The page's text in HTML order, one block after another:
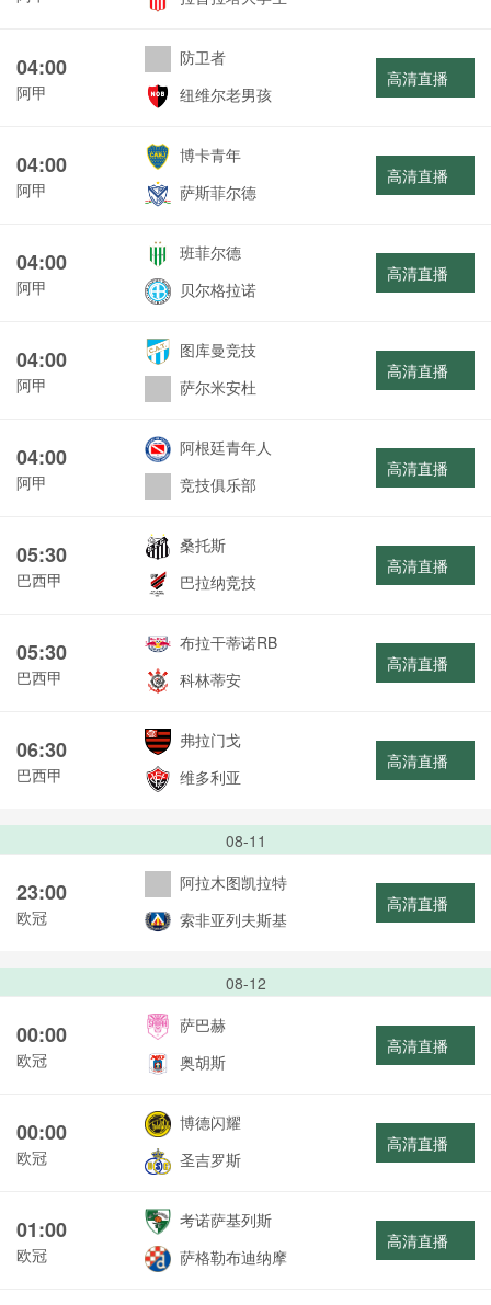
04:00
阿甲
防卫者
纽维尔老男孩
高清直播
04:00
阿甲
博卡青年
萨斯菲尔德
高清直播
04:00
阿甲
班菲尔德
贝尔格拉诺
高清直播
04:00
阿甲
图库曼竞技
萨尔米安杜
高清直播
04:00
阿甲
阿根廷青年人
竞技俱乐部
高清直播
05:30
巴西甲
桑托斯
巴拉纳竞技
高清直播
05:30
巴西甲
布拉干蒂诺RB
科林蒂安
高清直播
06:30
巴西甲
弗拉门戈
维多利亚
高清直播
08-11
23:00
欧冠
阿拉木图凯拉特
索非亚列夫斯基
高清直播
08-12
00:00
欧冠
萨巴赫
奥胡斯
高清直播
00:00
欧冠
博德闪耀
圣吉罗斯
高清直播
01:00
欧冠
考诺萨基列斯
萨格勒布迪纳摩
高清直播